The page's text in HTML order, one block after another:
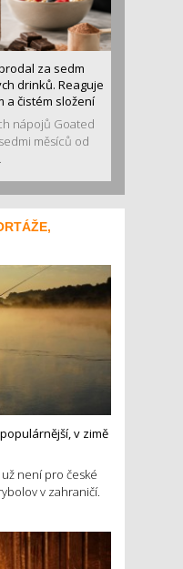
za sedm
drinků. Reaguje
a čistém složení
nápojů Goated
měsíců od
v zimě
není pro české
v zahraničí.